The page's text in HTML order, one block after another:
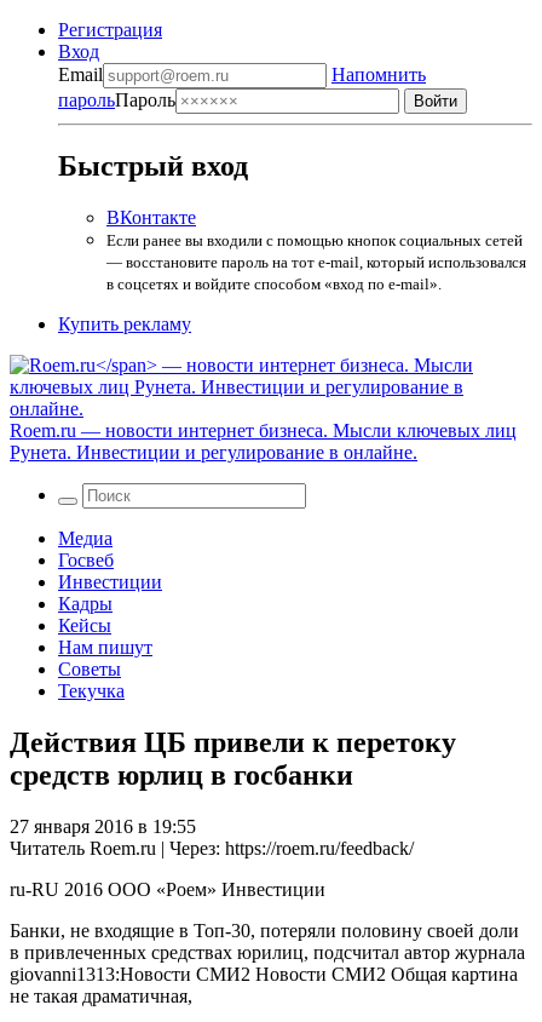
Регистрация
Вход
Email
Напомнить
парольПароль
Быстрый вход
ВКонтакте
Если ранее вы входили с помощью кнопок социальных сетей
— восстановите пароль на тот e-mail, который использовался
в соцсетях и войдите способом «вход по e-mail».
Купить рекламу
Roem.ru — новости интернет бизнеса. Мысли ключевых лиц
Рунета. Инвестиции и регулирование в онлайне.
Медиа
Госвеб
Инвестиции
Кадры
Кейсы
Нам пишут
Советы
Текучка
Действия ЦБ привели к перетоку
средств юрлиц в госбанки
27 января 2016 в 19:55
Читатель Roem.ru | Через: https://roem.ru/feedback/
ru-RU 2016 ООО «Роем» Инвестиции
Банки, не входящие в Топ-30, потеряли половину своей доли
в привлеченных средствах юрилиц, подсчитал автор журнала
giovanni1313:Новости СМИ2 Новости СМИ2 Общая картина
не такая драматичная,